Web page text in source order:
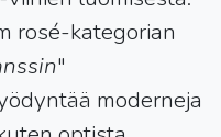
rosé-kategorian
"
moderneja